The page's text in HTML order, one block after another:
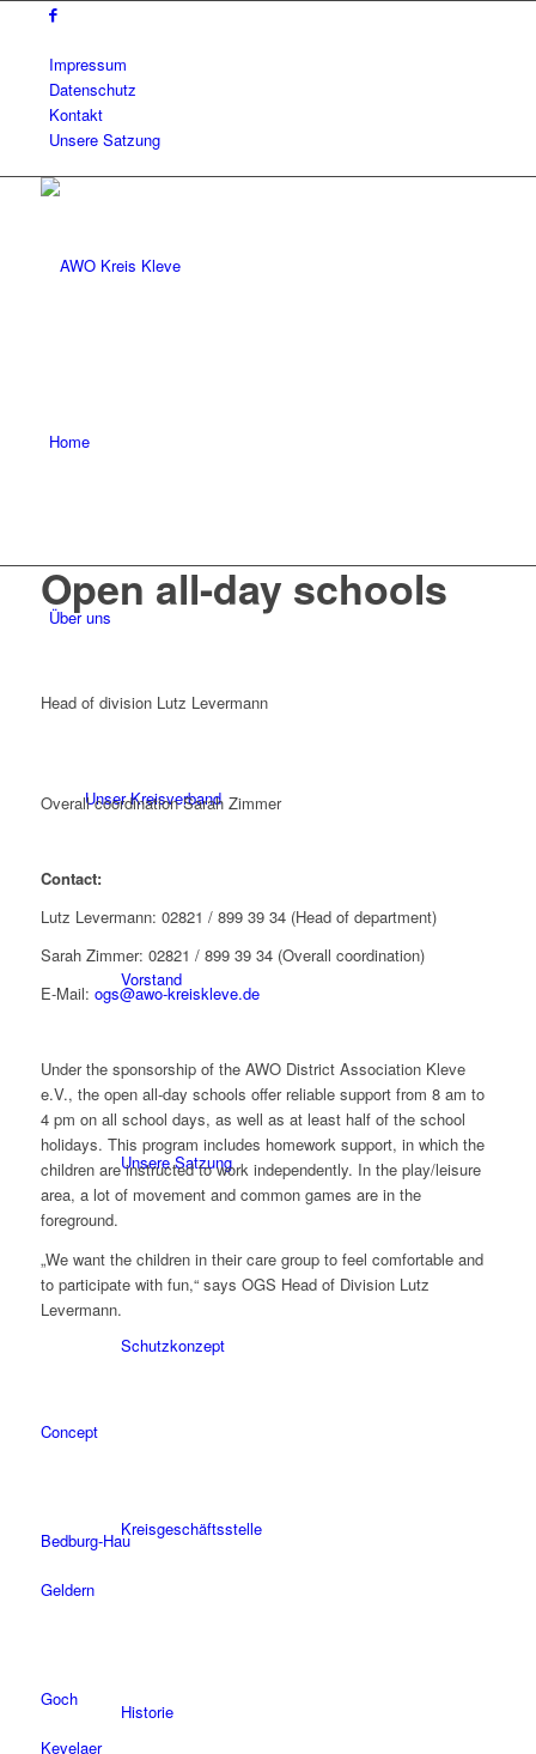
Impressum
Datenschutz
Kontakt
Unsere Satzung
Home
Über uns
Unser Kreisverband
Vorstand
Unsere Satzung
Schutzkonzept
Kreisgeschäftsstelle
Historie
Open all-day schools
Head of division Lutz Levermann
Overall coordination Sarah Zimmer
Contact:
Lutz Levermann: 02821 / 899 39 34 (Head of department)
Sarah Zimmer: 02821 / 899 39 34 (Overall coordination)
E-Mail: ogs@awo-kreiskleve.de
Under the sponsorship of the AWO District Association Kleve
e.V., the open all-day schools offer reliable support from 8 am to
4 pm on all school days, as well as at least half of the school
holidays. This program includes homework support, in which the
children are instructed to work independently. In the play/leisure
area, a lot of movement and common games are in the
foreground.
„We want the children in their care group to feel comfortable and
to participate with fun,“ says OGS Head of Division Lutz
Levermann.
Concept
Bedburg-Hau
Geldern
Goch
Kevelaer